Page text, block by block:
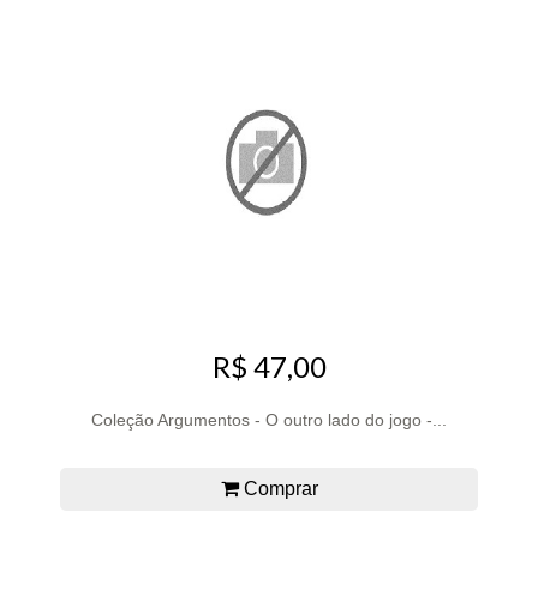
R$ 47,00
Coleção Argumentos - O outro lado do jogo -...
Comprar